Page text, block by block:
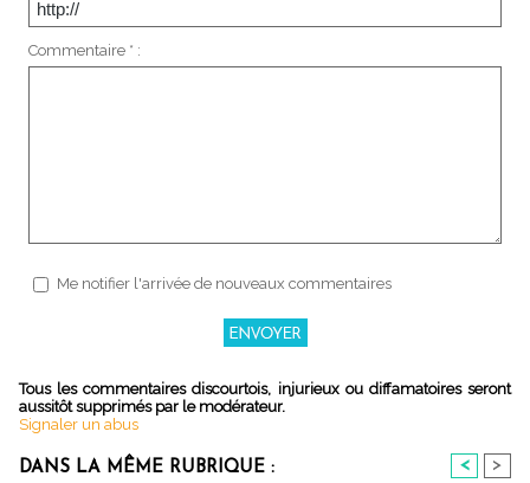
Commentaire * :
Me notifier l'arrivée de nouveaux commentaires
Tous les commentaires discourtois, injurieux ou diffamatoires seront
aussitôt supprimés par le modérateur.
Signaler un abus
DANS LA MÊME RUBRIQUE : < >